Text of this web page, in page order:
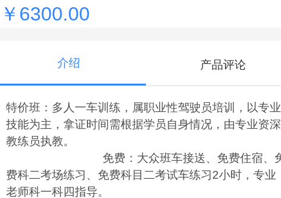
￥6300.00
介绍 产品评论
特价班：多人一车训练，属职业性驾驶员培训，以专业
技能为主，拿证时间需根据学员自身情况，由专业资深
教练员执教
免费：大众班车接送、免费住宿、
费科二考场练习、免费科目二考试车练习2小时，专业
老师科一科四指导。